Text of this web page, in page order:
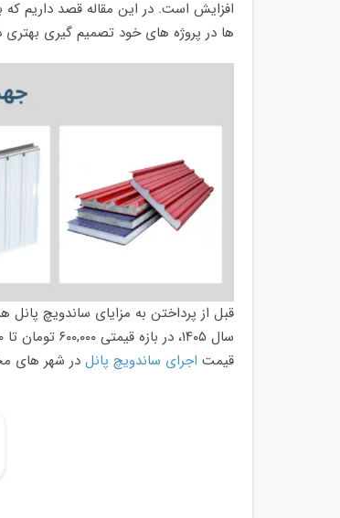
افزایش است. در این مقاله قصد داریم که
ها در پروژه های خود تصمیم گیری بهتری
قبل از پرداختن به مزایای ساندویچ
قیمت اجرای ساندویچ پانل در شهر های مختلف در بازه ۵۰,۰۰۰